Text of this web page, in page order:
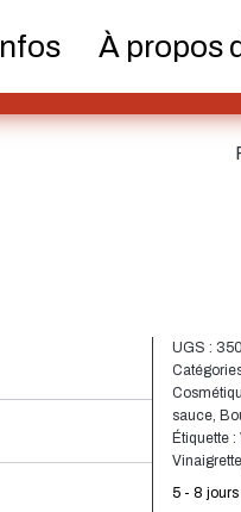
et
Boîtes
À propos
UGS :
sauce,
Étiquette :
Vinaigrette
5 - 8